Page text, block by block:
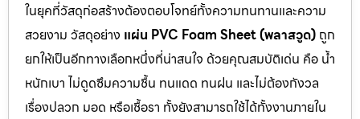
ในยุคที่วัสดุก่อสร้างต้องตอบโจทย์ทั้งความทนทานและความ
สวยงาม วัสดุอย่าง แผ่น PVC Foam Sheet (พลาสวูด) ถูก
ยกให้เป็นอีกทางเลือกหนึ่งที่น่าสนใจ ด้วยคุณสมบัติเด่น คือ น้ำ
หนักเบา ไม่ดูดซึมความชื้น ทนแดด ทนฝน และไม่ต้องกังวล
เรื่องปลวก มอด หรือเชื้อรา ทั้งยังสามารถใช้ได้ทั้งงานภายใน